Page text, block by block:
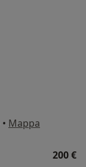
• Mappa
200 €